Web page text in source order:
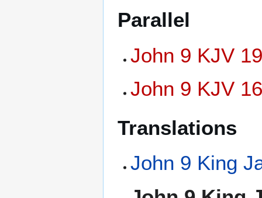
Parallel
John 9 KJV
John 9 KJV
Translations
John 9 King